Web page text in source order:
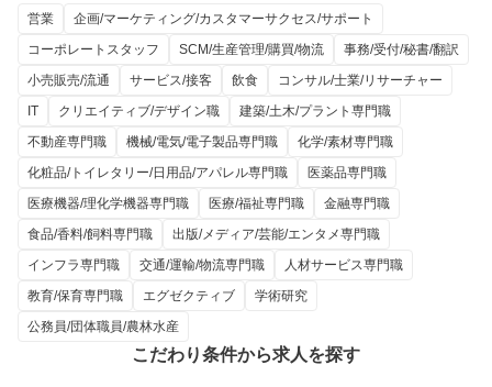
営業
企画/マーケティング/カスタマーサクセス/サポート
コーポレートスタッフ
SCM/生産管理/購買/物流
事務/受付/秘書/翻訳
小売販売/流通
サービス/接客 飲食
コンサル/士業/リサーチャー
IT
クリエイティブ/デザイン職
建築/土木/プラント専門職
不動産専門職
機械/電気/電子製品専門職
化学/素材専門職
化粧品/トイレタリー/日用品/アパレル専門職
医薬品専門職
医療機器/理化学機器専門職
医療/福祉専門職
金融専門職
食品/香料/飼料専門職
出版/メディア/芸能/エンタメ専門職
インフラ専門職
交通/運輸/物流専門職
人材サービス専門職
教育/保育専門職
エグゼクティブ
学術研究
公務員/団体職員/農林水産
こだわり条件から求人を探す